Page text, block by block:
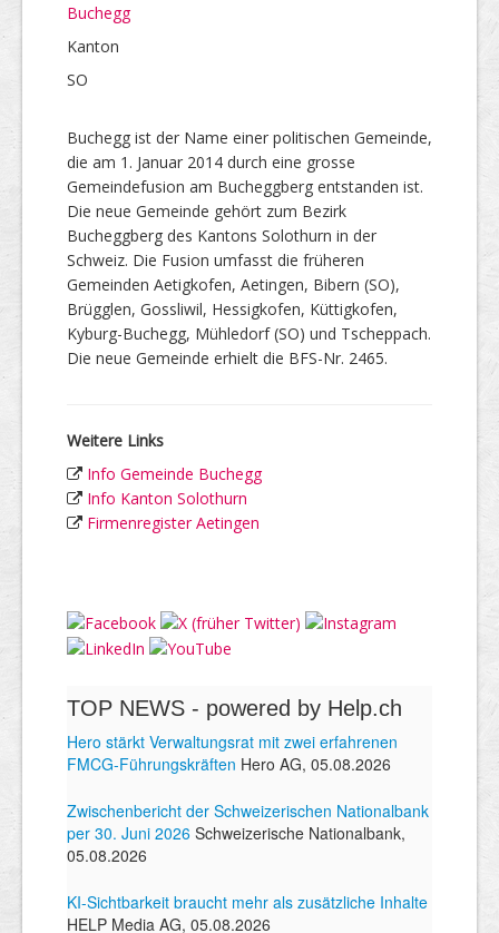
Buchegg
Kanton
SO
Buchegg ist der Name einer politischen Gemeinde,
die am 1. Januar 2014 durch eine grosse
Gemeindefusion am Bucheggberg entstanden ist.
Die neue Gemeinde gehört zum Bezirk
Bucheggberg des Kantons Solothurn in der
Schweiz. Die Fusion umfasst die früheren
Gemeinden Aetigkofen, Aetingen, Bibern (SO),
Brügglen, Gossliwil, Hessigkofen, Küttigkofen,
Kyburg-Buchegg, Mühledorf (SO) und Tscheppach.
Die neue Gemeinde erhielt die BFS-Nr. 2465.
Weitere Links
Info Gemeinde Buchegg
Info Kanton Solothurn
Firmenregister Aetingen